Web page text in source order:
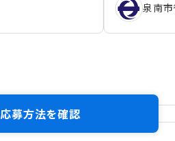
泉南
応募方法を確認